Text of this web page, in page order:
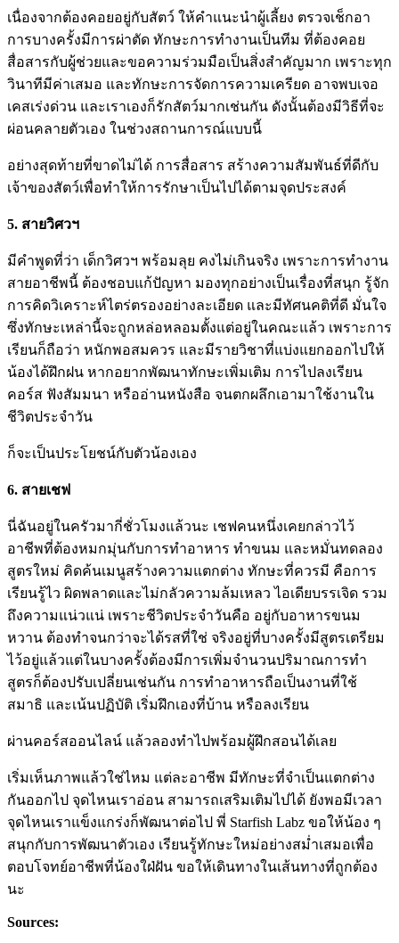
เนื่องจากต้องคอยอยู่กับสัตว์ ให้คำแนะนำผู้เลี้ยง ตรวจเช็กอา
การบางครั้งมีการผ่าตัด ทักษะการทำงานเป็นทีม ที่ต้องคอย
สื่อสารกับผู้ช่วยและขอความร่วมมือเป็นสิ่งสำคัญมาก เพราะทุก
วินาทีมีค่าเสมอ และทักษะการจัดการความเครียด อาจพบเจอ
เคสเร่งด่วน และเราเองก็รักสัตว์มากเช่นกัน ดังนั้นต้องมีวิธีที่จะ
ผ่อนคลายตัวเอง ในช่วงสถานการณ์แบบนี้
อย่างสุดท้ายที่ขาดไม่ได้ การสื่อสาร สร้างความสัมพันธ์ที่ดีกับ
เจ้าของสัตว์เพื่อทำให้การรักษาเป็นไปได้ตามจุดประสงค์
5. สายวิศวฯ
มีคำพูดที่ว่า เด็กวิศวฯ พร้อมลุย คงไม่เกินจริง เพราะการทำงาน
สายอาชีพนี้ ต้องชอบแก้ปัญหา มองทุกอย่างเป็นเรื่องที่สนุก รู้จัก
การคิดวิเคราะห์ไตร่ตรองอย่างละเอียด และมีทัศนคติที่ดี มั่นใจ
ซึ่งทักษะเหล่านี้จะถูกหล่อหลอมตั้งแต่อยู่ในคณะแล้ว เพราะการ
เรียนก็ถือว่า หนักพอสมควร และมีรายวิชาที่แบ่งแยกออกไปให้
น้องได้ฝึกฝน หากอยากพัฒนาทักษะเพิ่มเติม การไปลงเรียน
คอร์ส ฟังสัมมนา หรืออ่านหนังสือ จนตกผลึกเอามาใช้งานใน
ชีวิตประจำวัน
ก็จะเป็นประโยชน์กับตัวน้องเอง
6. สายเชฟ
นี่ฉันอยู่ในครัวมากี่ชั่วโมงแล้วนะ เชฟคนหนึ่งเคยกล่าวไว้
อาชีพที่ต้องหมกมุ่นกับการทำอาหาร ทำขนม และหมั่นทดลอง
สูตรใหม่ คิดค้นเมนูสร้างความแตกต่าง ทักษะที่ควรมี คือการ
เรียนรู้ไว ผิดพลาดและไม่กลัวความล้มเหลว ไอเดียบรรเจิด รวม
ถึงความแน่วแน่ เพราะชีวิตประจำวันคือ อยู่กับอาหารขนม
หวาน ต้องทำจนกว่าจะได้รสที่ใช่ จริงอยู่ที่บางครั้งมีสูตรเตรียม
ไว้อยู่แล้วแต่ในบางครั้งต้องมีการเพิ่มจำนวนปริมาณการทำ
สูตรก็ต้องปรับเปลี่ยนเช่นกัน การทำอาหารถือเป็นงานที่ใช้
สมาธิ และเน้นปฏิบัติ เริ่มฝึกเองที่บ้าน หรือลงเรียน
ผ่านคอร์สออนไลน์ แล้วลองทำไปพร้อมผู้ฝึกสอนได้เลย
เริ่มเห็นภาพแล้วใช่ไหม แต่ละอาชีพ มีทักษะที่จำเป็นแตกต่าง
กันออกไป จุดไหนเราอ่อน สามารถเสริมเติมไปได้ ยังพอมีเวลา
จุดไหนเราแข็งแกร่งก็พัฒนาต่อไป พี่ Starfish Labz ขอให้น้อง ๆ
สนุกกับการพัฒนาตัวเอง เรียนรู้ทักษะใหม่อย่างสม่ำเสมอเพื่อ
ตอบโจทย์อาชีพที่น้องใฝ่ฝัน ขอให้เดินทางในเส้นทางที่ถูกต้อง
นะ
Sources: